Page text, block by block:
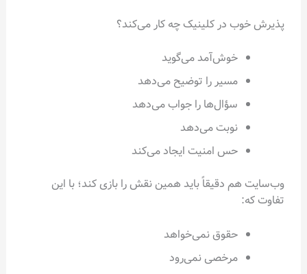
پذیرش خوب در کلینیک چه کار می‌کند؟
خوش‌آمد می‌گوید
مسیر را توضیح می‌دهد
سؤال‌ها را جواب می‌دهد
نوبت می‌دهد
حس امنیت ایجاد می‌کند
وب‌سایت هم دقیقاً باید همین نقش را بازی کند؛ با این
تفاوت که:
حقوق نمی‌خواهد
مرخصی نمی‌رود